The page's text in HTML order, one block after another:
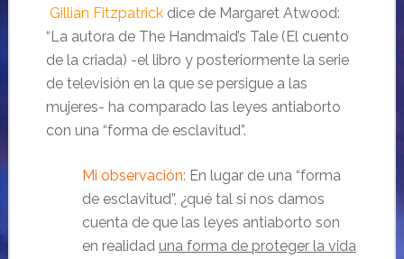
Gillian Fitzpatrickdice de Margaret Atwood:
“La autora de The Handmaid’s Tale (El cuento
de la criada) -el libro y posteriormente la serie
de televisión en la que se persigue a las
mujeres- ha comparado las leyes antiaborto
con una “forma de esclavitud”.
Mi observación: En lugar de una “forma
de esclavitud”, ¿qué tal si nos damos
cuenta de que las leyes antiaborto son
en realidad una forma de proteger la vida